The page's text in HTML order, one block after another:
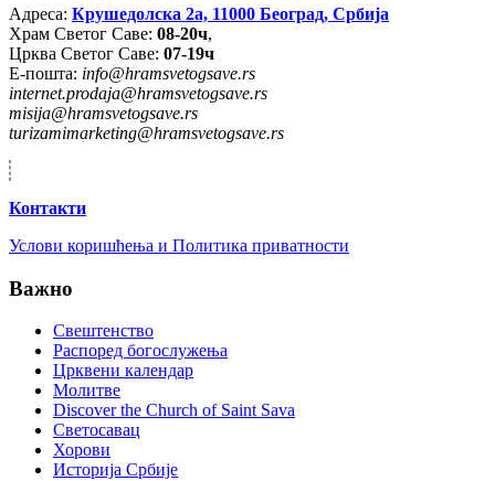
Адреса: Крушедолска 2а, 11000 Београд, Србија
Храм Светог Саве: 08-20ч,
Црква Светог Саве: 07-19ч
Е-пошта: info@hramsvetogsave.rs
internet.prodaja@hramsvetogsave.rs
misija@hramsvetogsave.rs
turizamimarketing@hramsvetogsave.rs
Контакти
Услови коришћења и Политика приватности
Важно
Свештенство
Распоред богослужења
Црквени календар
Молитве
Discover the Church of Saint Sava
Светосавац
Хорови
Историја Србије